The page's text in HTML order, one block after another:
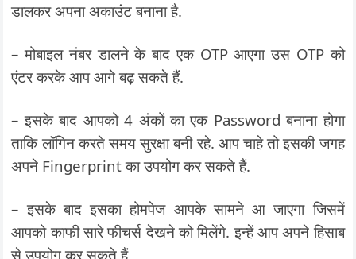
डालकर अपना अकाउंट बनाना है.
– मोबाइल नंबर डालने के बाद एक OTP आएगा उस OTP को
एंटर करके आप आगे बढ़ सकते हैं.
– इसके बाद आपको 4 अंकों का एक Password बनाना होगा
ताकि लॉगिन करते समय सुरक्षा बनी रहे. आप चाहे तो इसकी जगह
अपने Fingerprint का उपयोग कर सकते हैं.
– इसके बाद इसका होमपेज आपके सामने आ जाएगा जिसमें
आपको काफी सारे फीचर्स देखने को मिलेंगे. इन्हें आप अपने हिसाब
से उपयोग कर सकते हैं.